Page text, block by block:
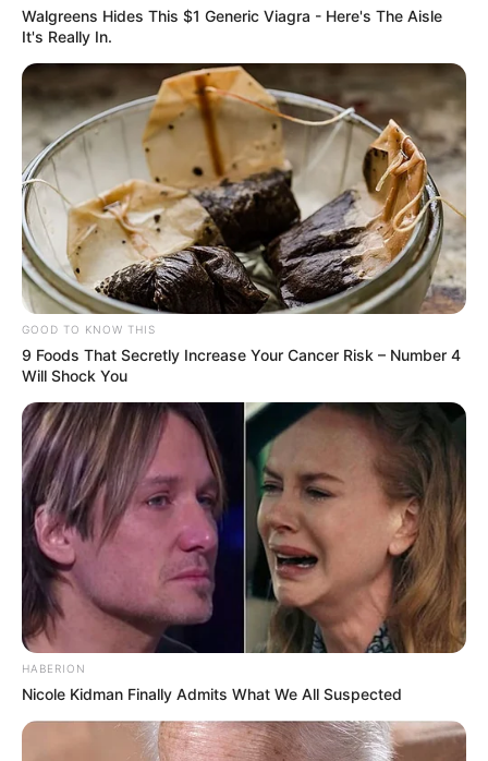
Walgreens Hides This $1 Generic Viagra - Here's The Aisle
It's Really In.
GOOD TO KNOW THIS
9 Foods That Secretly Increase Your Cancer Risk – Number 4
Will Shock You
HABERION
Nicole Kidman Finally Admits What We All Suspected